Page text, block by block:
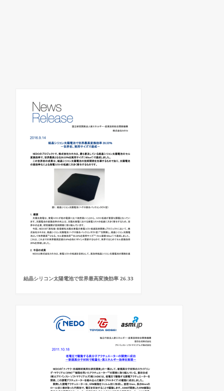
結晶シリコン太陽電池で世界最高変換効率 26.33